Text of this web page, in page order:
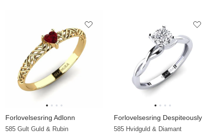
Forlovelsesring Adlonn
585 Gult Guld & Rubin
Forlovelsesring Despiteously
585 Hvidguld & Diamant